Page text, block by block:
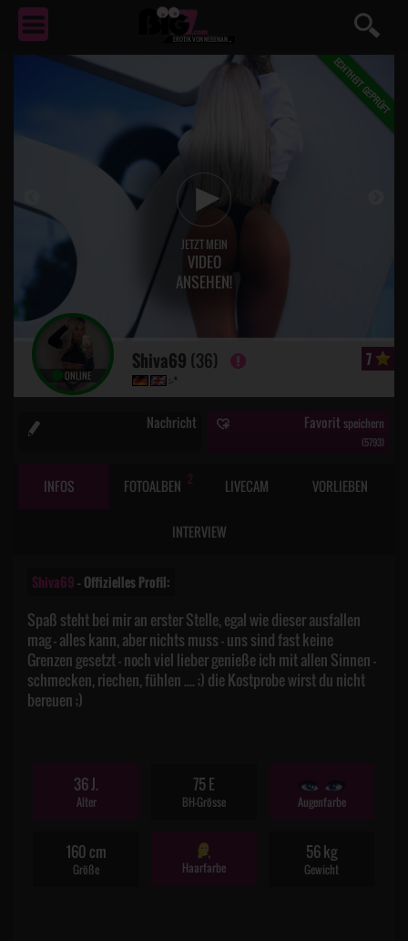
EROTIKVON NEBENAN ...
JETZT MEIN
VIDEO
ANSEHEN!
ONLINE
Shiva69 (36) 7
:-*
Nachricht Favorit speichern
(5793)
INFOS FOTOALBEN 2 LIVECAM VORLIEBEN
INTERVIEW
Shiva69– Offizielles Profil:
Spaß steht bei mir an erster Stelle, egal wie dieser ausfallen
mag - alles kann, aber nichts muss - uns sind fast keine
Grenzen gesetzt - noch viel lieber genieße ich mit allen Sinnen -
schmecken, riechen, fühlen .... ;) die Kostprobe wirst du nicht
bereuen ;)
36 J.
Alter
75 E
BH-Grösse Augenfarbe
160 cm
Größe Haarfarbe
56 kg
Gewicht